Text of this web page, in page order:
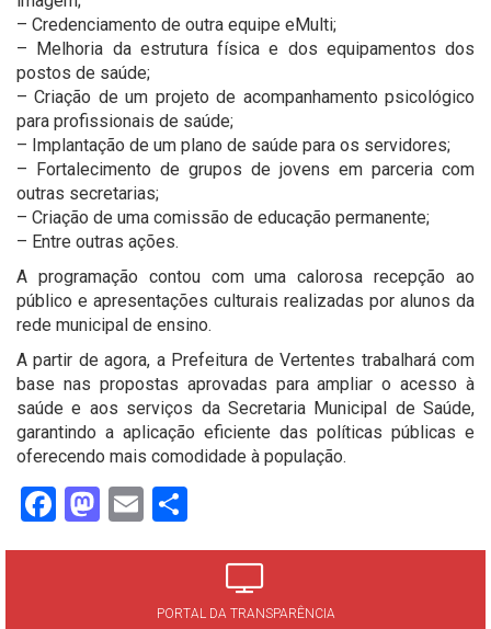
– Credenciamento de outra equipe eMulti;
– Melhoria da estrutura física e dos equipamentos dos
postos de saúde;
– Criação de um projeto de acompanhamento psicológico
para profissionais de saúde;
– Implantação de um plano de saúde para os servidores;
– Fortalecimento de grupos de jovens em parceria com
outras secretarias;
– Criação de uma comissão de educação permanente;
– Entre outras ações.
A programação contou com uma calorosa recepção ao
público e apresentações culturais realizadas por alunos da
rede municipal de ensino.
A partir de agora, a Prefeitura de Vertentes trabalhará com
base nas propostas aprovadas para ampliar o acesso à
saúde e aos serviços da Secretaria Municipal de Saúde,
garantindo a aplicação eficiente das políticas públicas e
oferecendo mais comodidade à população.
Facebook
Mastodon
Email
PORTAL DA TRANSPARÊNCIA